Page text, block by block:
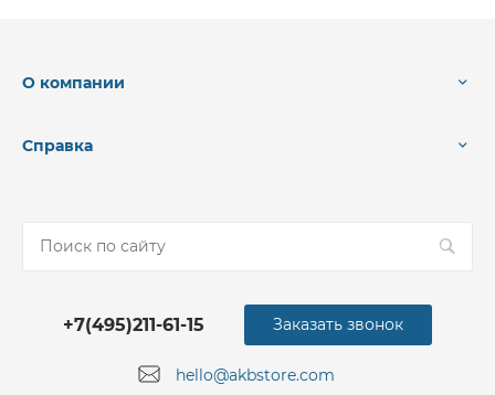
О компании
Справка
+7(495)211-61-15
hello@akbstore.com
Заказать звонок